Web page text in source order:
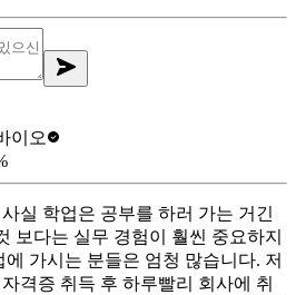
이오
실 학업은 공부를 하러 가는 거긴
보다는 실무 경험이 훨씬 중요하지
가시는 분들은 엄청 많습니다. 저
격증 취득 후 하루빨리 회사에 취